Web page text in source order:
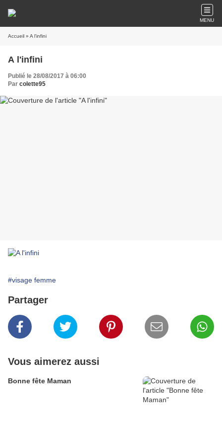
MENU
Accueil » A l'infini
A l'infini
Publié le 28/08/2017 à 06:00
Par colette95
#visage femme
Partager
Vous aimerez aussi
Bonne fête Maman